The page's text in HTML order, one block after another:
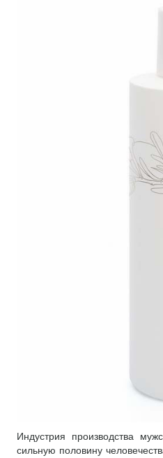
Индустрия производства
сильную половину